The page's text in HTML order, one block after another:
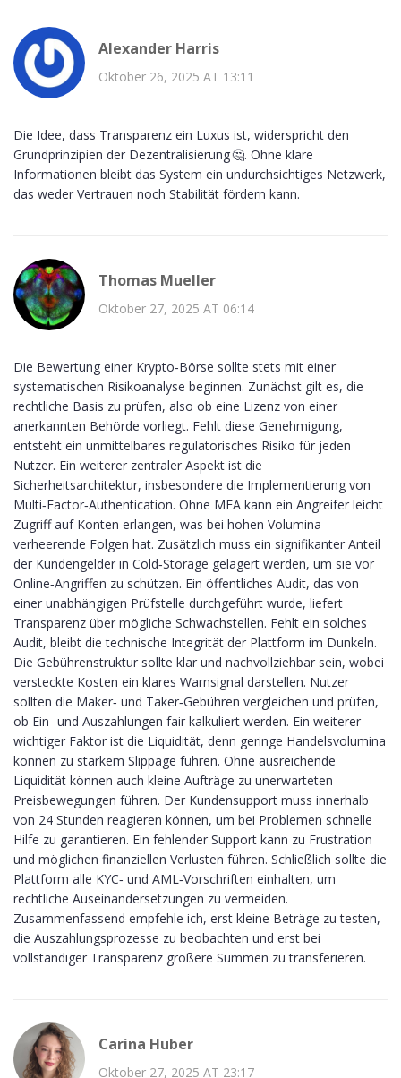
Alexander Harris
Oktober 26, 2025 AT 13:11
Die Idee, dass Transparenz ein Luxus ist, widerspricht den
Grundprinzipien der Dezentralisierung 🤔. Ohne klare
Informationen bleibt das System ein undurchsichtiges Netzwerk,
das weder Vertrauen noch Stabilität fördern kann.
Thomas Mueller
Oktober 27, 2025 AT 06:14
Die Bewertung einer Krypto‑Börse sollte stets mit einer
systematischen Risikoanalyse beginnen. Zunächst gilt es, die
rechtliche Basis zu prüfen, also ob eine Lizenz von einer
anerkannten Behörde vorliegt. Fehlt diese Genehmigung,
entsteht ein unmittelbares regulatorisches Risiko für jeden
Nutzer. Ein weiterer zentraler Aspekt ist die
Sicherheitsarchitektur, insbesondere die Implementierung von
Multi‑Factor‑Authentication. Ohne MFA kann ein Angreifer leicht
Zugriff auf Konten erlangen, was bei hohen Volumina
verheerende Folgen hat. Zusätzlich muss ein signifikanter Anteil
der Kundengelder in Cold‑Storage gelagert werden, um sie vor
Online‑Angriffen zu schützen. Ein öffentliches Audit, das von
einer unabhängigen Prüfstelle durchgeführt wurde, liefert
Transparenz über mögliche Schwachstellen. Fehlt ein solches
Audit, bleibt die technische Integrität der Plattform im Dunkeln.
Die Gebührenstruktur sollte klar und nachvollziehbar sein, wobei
versteckte Kosten ein klares Warnsignal darstellen. Nutzer
sollten die Maker‑ und Taker‑Gebühren vergleichen und prüfen,
ob Ein- und Auszahlungen fair kalkuliert werden. Ein weiterer
wichtiger Faktor ist die Liquidität, denn geringe Handelsvolumina
können zu starkem Slippage führen. Ohne ausreichende
Liquidität können auch kleine Aufträge zu unerwarteten
Preisbewegungen führen. Der Kundensupport muss innerhalb
von 24 Stunden reagieren können, um bei Problemen schnelle
Hilfe zu garantieren. Ein fehlender Support kann zu Frustration
und möglichen finanziellen Verlusten führen. Schließlich sollte die
Plattform alle KYC‑ und AML‑Vorschriften einhalten, um
rechtliche Auseinandersetzungen zu vermeiden.
Zusammenfassend empfehle ich, erst kleine Beträge zu testen,
die Auszahlungsprozesse zu beobachten und erst bei
vollständiger Transparenz größere Summen zu transferieren.
Carina Huber
Oktober 27, 2025 AT 23:17